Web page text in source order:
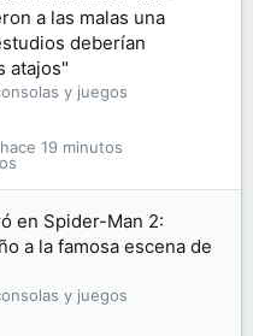
a las malas una
deberían
atajos"
y juegos
hace 19 minutos
en Spider-Man 2:
a la famosa escena de
y juegos